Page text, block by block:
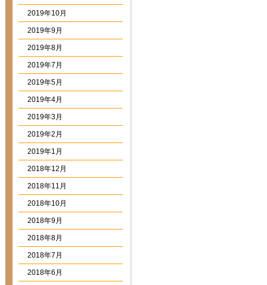
2019年10月
2019年9月
2019年8月
2019年7月
2019年5月
2019年4月
2019年3月
2019年2月
2019年1月
2018年12月
2018年11月
2018年10月
2018年9月
2018年8月
2018年7月
2018年6月